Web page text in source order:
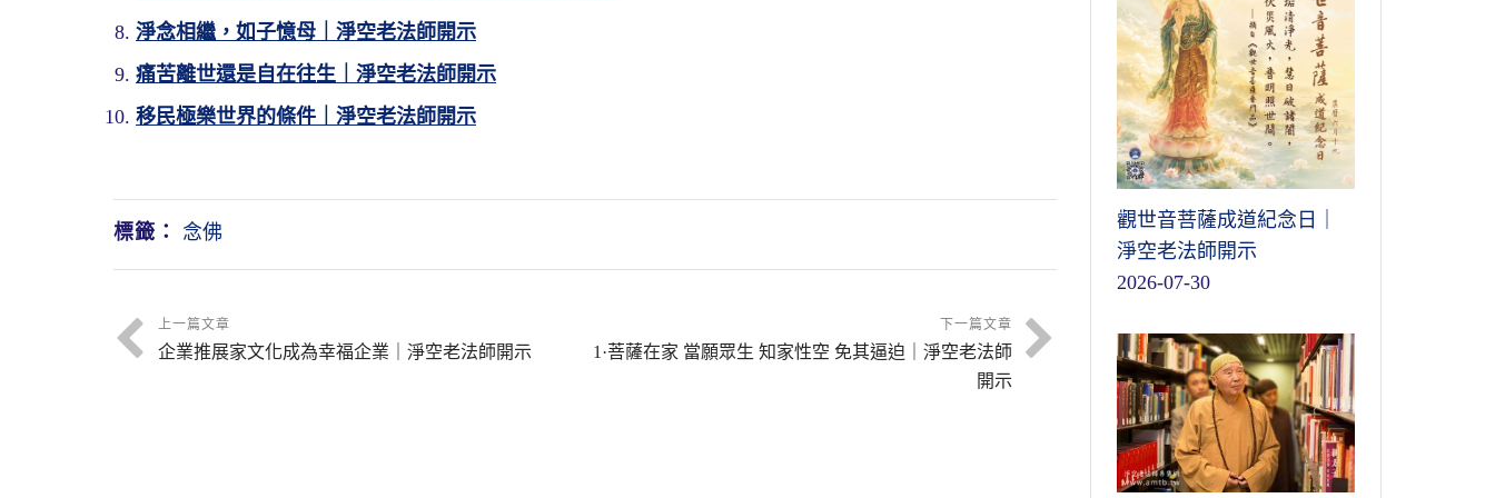
一向念佛為主，雖不捨餘修，仍可名為一向專念也」。「此論甚妥」，這一句是念老他認為這個說
法很妥當。「是以念佛行人，莫不兼修禮拜、作願、迴向等念門也」。這就是五念門，五念門再加
骨。一面拜佛，心裡面想阿彌陀佛，口裡念阿彌陀佛，拜佛的時候默念不用出聲。發願、迴向、讚
歎、觀察都可以兼修，五念門都可以兼修。天親菩薩他是念佛往生的，《淨土聖賢錄》有他，《往
阿彌陀佛，無上深妙禪，能把你的煩惱習氣統統念掉，所以你得會念。
才有執著，阿彌陀佛，全歸阿彌陀佛，執著沒有了；才有分別，阿彌陀佛；才有起心動念，阿彌陀
淨念相繼，如子憶母｜淨空老法師開示
痛苦離世還是自在往生｜淨空老法師開示
移民極樂世界的條件｜淨空老法師開示
標籤： 念佛
上一篇文章
企業推展家文化成為幸福企業｜淨空老法師開示
下一篇文章
1·菩薩在家 當願眾生 知家性空 免其逼迫｜淨空老法師
開示
觀世音菩薩成道紀念日｜
淨空老法師開示
2026-07-30